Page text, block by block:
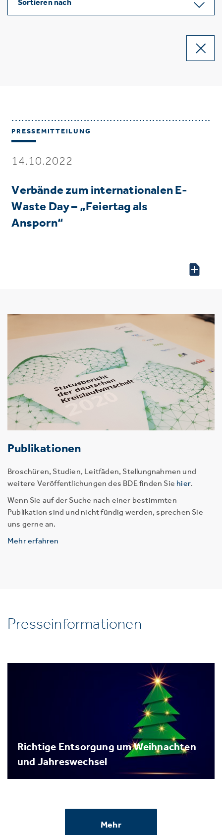
Sortieren nach
PRESSEMITTEILUNG
14.10.2022
Verbände zum internationalen E-
Waste Day – „Feiertag als
Ansporn“
Publikationen
Broschüren, Studien, Leitfäden, Stellungnahmen und
weitere Veröffentlichungen des BDE finden Sie hier.
Wenn Sie auf der Suche nach einer bestimmten
Publikation sind und nicht fündig werden, sprechen Sie
uns gerne an.
Mehr erfahren
Presseinformationen
Richtige Entsorgung um Weihnachten
und Jahreswechsel
Mehr